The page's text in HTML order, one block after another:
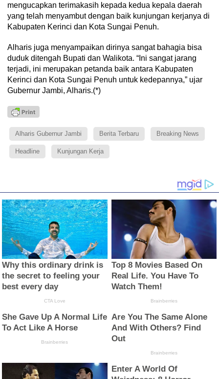
mengucapkan terimakasih kepada kedua kepala daerah
yang telah menyambut dengan baik kunjungan kerjanya di
Kabupaten Kerinci dan Kota Sungai Penuh.
Alharis juga menyampaikan dirinya sangat bahagia bisa
duduk ditengah Bupati dan Walikota. “Ini sangat jarang
terjadi, ini merupakan petanda baik antara Kabupaten
Kerinci dan Kota Sungai Penuh untuk kedepannya,” ujar
Gubernur Jambi, Alharis.(*)
Alharis Gubernur Jambi Berita Terbaru Breaking News
Headline Kunjungan Kerja